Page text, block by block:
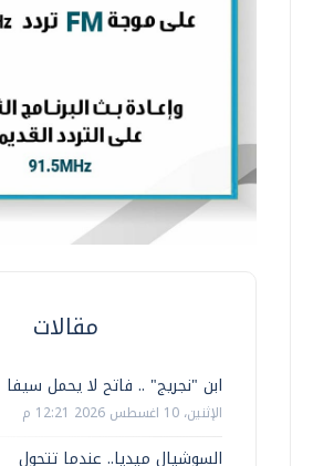
مقالات
ابن "نجريج" .. فاتح لا يحمل سيفا
الإثنين، 10 اغسطس 2026 12:21 م
السوشيال ميديا.. عندما تتحول